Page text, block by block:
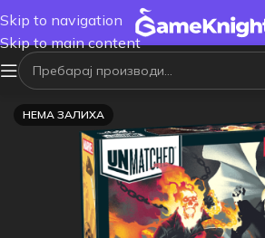
Skip to navigation
Skip to main content
НЕМА ЗАЛИХА